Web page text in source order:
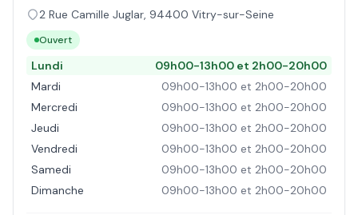
2 Rue Camille Juglar, 94400 Vitry-sur-Seine
Ouvert
Lundi
09h00-13h00 et 2h00-20h00
Mardi
09h00-13h00 et 2h00-20h00
Mercredi
09h00-13h00 et 2h00-20h00
Jeudi
09h00-13h00 et 2h00-20h00
Vendredi
09h00-13h00 et 2h00-20h00
Samedi
09h00-13h00 et 2h00-20h00
Dimanche
09h00-13h00 et 2h00-20h00